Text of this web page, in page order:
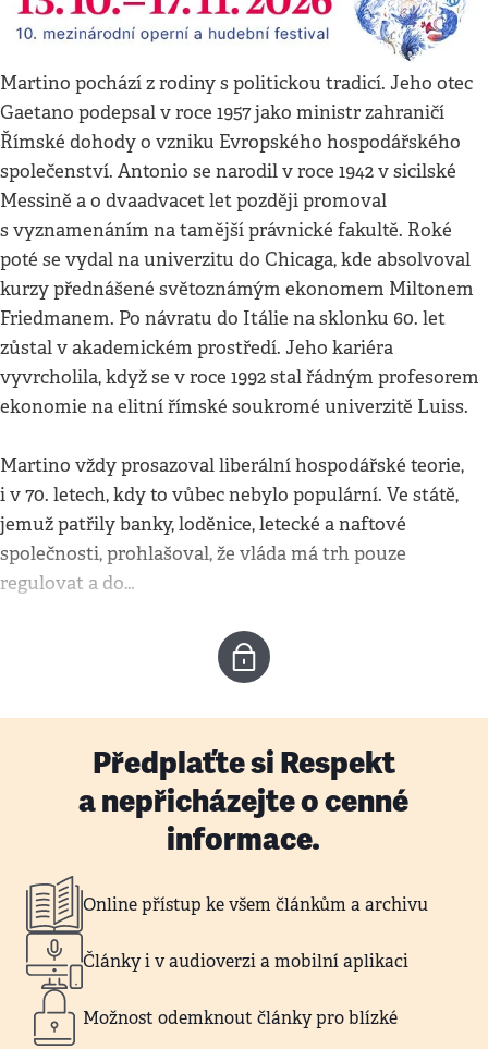
Martino pochází z rodiny s politickou tradicí. Jeho otec
Gaetano podepsal v roce 1957 jako ministr zahraničí
Římské dohody o vzniku Evropského hospodářského
společenství. Antonio se narodil v roce 1942 v sicilské
Messině a o dvaadvacet let později promoval
s vyznamenáním na tamější právnické fakultě. Roké
poté se vydal na univerzitu do Chicaga, kde absolvoval
kurzy přednášené světoznámým ekonomem Miltonem
Friedmanem. Po návratu do Itálie na sklonku 60. let
zůstal v akademickém prostředí. Jeho kariéra
vyvrcholila, když se v roce 1992 stal řádným profesorem
ekonomie na elitní římské soukromé univerzitě Luiss.
Martino vždy prosazoval liberální hospodářské teorie,
i v 70. letech, kdy to vůbec nebylo populární. Ve státě,
jemuž patřily banky, loděnice, letecké a naftové
společnosti, prohlašoval, že vláda má trh pouze
regulovat a do…
Předplaťte si Respekt
a nepřicházejte o cenné
informace.
Online přístup ke všem článkům a archivu
Články i v audioverzi a mobilní aplikaci
Možnost odemknout články pro blízké